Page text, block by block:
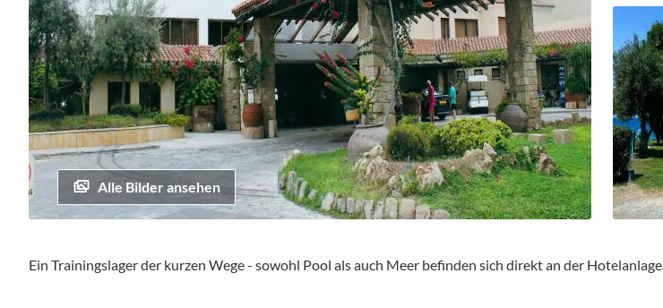
Alle Bilder ansehen
der
Ein Trainingslager der kurzen Wege - sowohl Pool als auch Meer befinden sich direkt an der Hotelanlage.